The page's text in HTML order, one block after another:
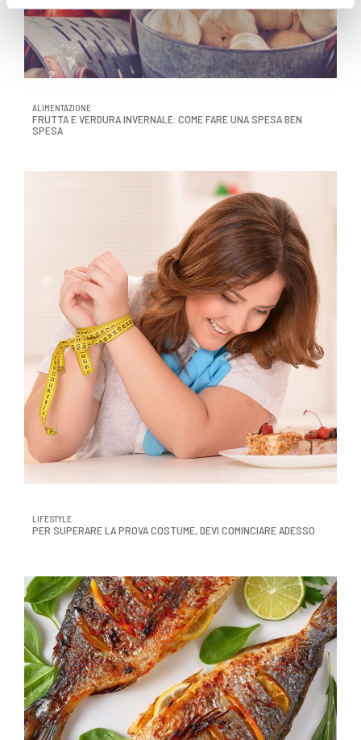
corretto funzionamento del sito.
ALIMENTAZIONE
FRUTTA E VERDURA INVERNALE: COME FARE UNA SPESA BEN
SPESA
LIFESTYLE
PER SUPERARE LA PROVA COSTUME, DEVI COMINCIARE ADESSO